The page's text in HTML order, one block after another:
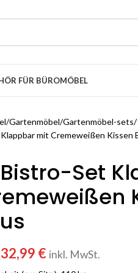
FÜR BÜROMÖBEL
Gartenmöbel Gartenmöbel-sets
mit Cremeweißen Kissen
Set
€ inkl. MwSt.